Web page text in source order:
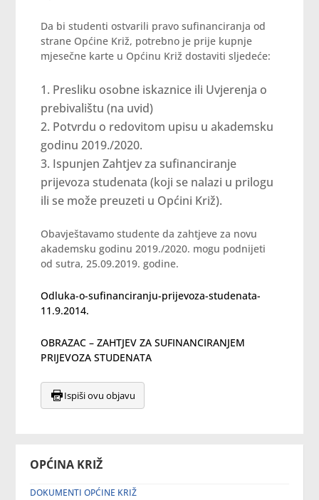
OPĆINA KRIŽ
DOKUMENTI OPĆINE KRIŽ
Da bi studenti ostvarili pravo sufinanciranja od
strane Općine Križ, potrebno je prije kupnje
mjesečne karte u Općinu Križ dostaviti sljedeće:
Presliku osobne iskaznice ili Uvjerenja o
prebivalištu (na uvid)
Potvrdu o redovitom upisu u akademsku
godinu 2019./2020.
Ispunjen Zahtjev za sufinanciranje
prijevoza studenata (koji se nalazi u prilogu
ili se može preuzeti u Općini Križ).
Obavještavamo studente da zahtjeve za novu
akademsku godinu 2019./2020. mogu podnijeti
od sutra, 25.09.2019. godine.
Odluka-o-sufinanciranju-prijevoza-studenata-
11.9.2014.
OBRAZAC – ZAHTJEV ZA SUFINANCIRANJEM
PRIJEVOZA STUDENATA
Ispiši ovu objavu